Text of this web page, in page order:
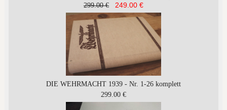
299.00 €
249.00 €
DIE WEHRMACHT 1939 - Nr. 1-26 komplett
299.00 €